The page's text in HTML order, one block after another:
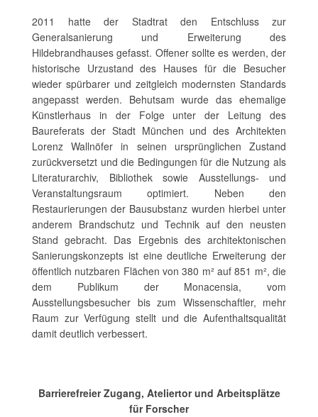
2011 hatte der Stadtrat den Entschluss zur
Generalsanierung und Erweiterung des
Hildebrandhauses gefasst. Offener sollte es werden, der
historische Urzustand des Hauses für die Besucher
wieder spürbarer und zeitgleich modernsten Standards
angepasst werden. Behutsam wurde das ehemalige
Künstlerhaus in der Folge unter der Leitung des
Baureferats der Stadt München und des Architekten
Lorenz Wallnöfer in seinen ursprünglichen Zustand
zurückversetzt und die Bedingungen für die Nutzung als
Literaturarchiv, Bibliothek sowie Ausstellungs- und
Veranstaltungsraum optimiert. Neben den
Restaurierungen der Bausubstanz wurden hierbei unter
anderem Brandschutz und Technik auf den neusten
Stand gebracht. Das Ergebnis des architektonischen
Sanierungskonzepts ist eine deutliche Erweiterung der
öffentlich nutzbaren Flächen von 380 m² auf 851 m², die
dem Publikum der Monacensia, vom
Ausstellungsbesucher bis zum Wissenschaftler, mehr
Raum zur Verfügung stellt und die Aufenthaltsqualität
damit deutlich verbessert.
Barrierefreier Zugang, Ateliertor und Arbeitsplätze
für Forscher